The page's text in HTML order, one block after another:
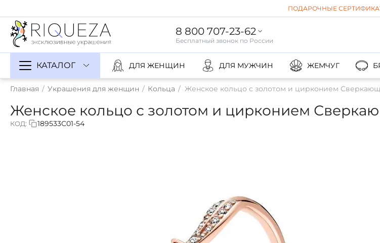
ПОДАРОЧНЫЕ
8 800 707-23-62
КАТАЛОГ ДЛЯ ЖЕНЩИН ДЛЯ МУЖЧИН ЖЕМЧУГ
Главная / Украшения для женщин / Кольца / Женское кольцо с золотом и цирконием
Женское кольцо с золотом и цирконием
КОД: 189533C01-54